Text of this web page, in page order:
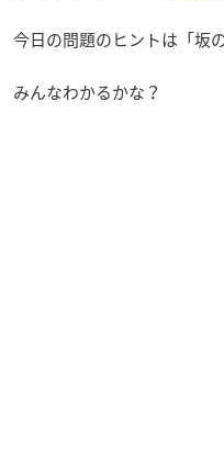
今日の問題のヒントは「坂
みんなわかるかな？